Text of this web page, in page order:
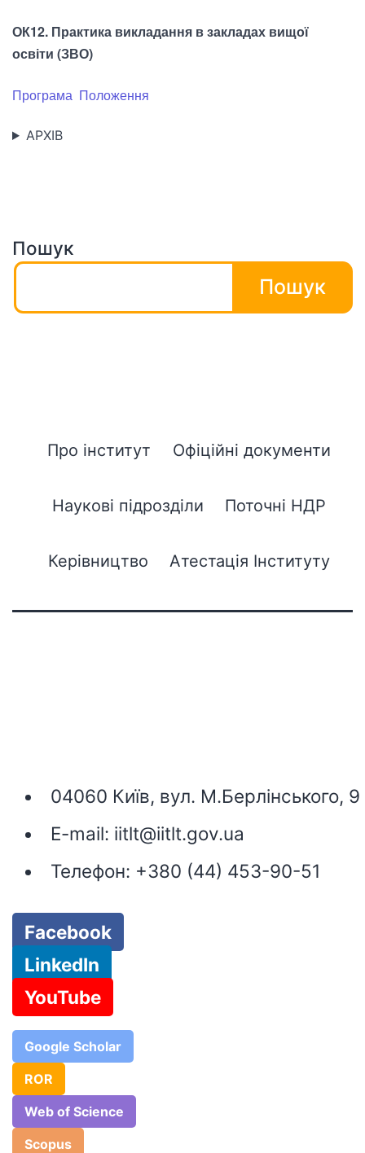
ОК12. Практика викладання в закладах вищої
освіти (ЗВО)
Програма Положення
АРХІВ
Пошук
Пошук
Про інститут Офіційні документи
Наукові підрозділи Поточні НДР
Керівництво Атестація Інституту
04060 Київ, вул. М.Берлінського, 9
E-mail: iitlt@iitlt.gov.ua
Телефон: +380 (44) 453-90-51
Facebook
LinkedIn
YouTube
Google Scholar
ROR
Web of Science
Scopus